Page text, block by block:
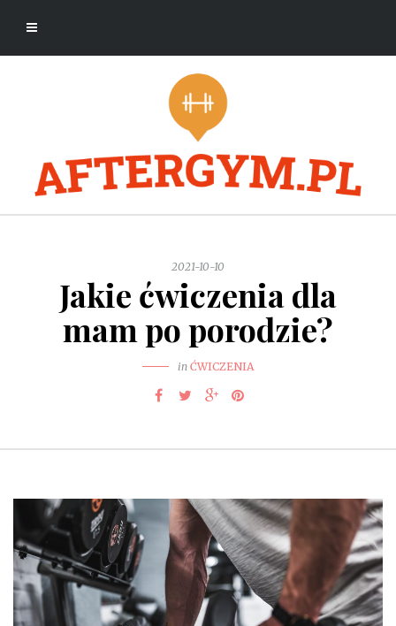
2021-10-10
Jakie ćwiczenia dla
mam po porodzie?
in ĆWICZENIA